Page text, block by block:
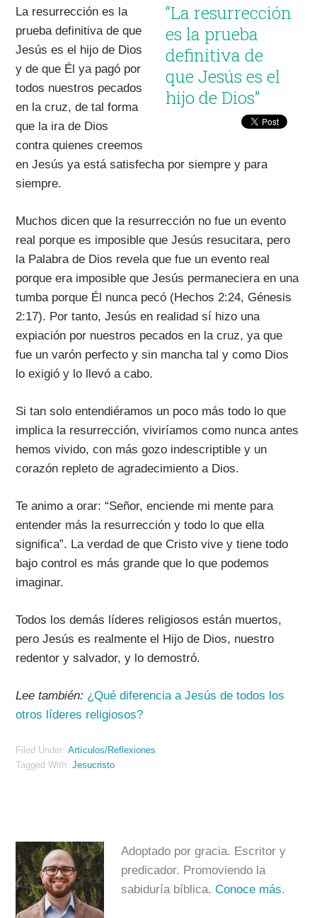
“La resurrección
es la prueba
definitiva de
que Jesús es el
hijo de Dios”
La resurrección es la
prueba definitiva de que
Jesús es el hijo de Dios
y de que Él ya pagó por
todos nuestros pecados
en la cruz, de tal forma
que la ira de Dios
contra quienes creemos
en Jesús ya está satisfecha por siempre y para
siempre.
Muchos dicen que la resurrección no fue un evento
real porque es imposible que Jesús resucitara, pero
la Palabra de Dios revela que fue un evento real
porque era imposible que Jesús permaneciera en una
tumba porque Él nunca pecó (Hechos 2:24, Génesis
2:17). Por tanto, Jesús en realidad sí hizo una
expiación por nuestros pecados en la cruz, ya que
fue un varón perfecto y sin mancha tal y como Dios
lo exigió y lo llevó a cabo.
Si tan solo entendiéramos un poco más todo lo que
implica la resurrección, viviríamos como nunca antes
hemos vivido, con más gozo indescriptible y un
corazón repleto de agradecimiento a Dios.
Te animo a orar: “Señor, enciende mi mente para
entender más la resurrección y todo lo que ella
significa”. La verdad de que Cristo vive y tiene todo
bajo control es más grande que lo que podemos
imaginar.
Todos los demás líderes religiosos están muertos,
pero Jesús es realmente el Hijo de Dios, nuestro
redentor y salvador, y lo demostró.
Lee también: ¿Qué diferencia a Jesús de todos los
otros líderes religiosos?
Filed Under:Artículos/Reflexiones
Tagged With:Jesucristo
Adoptado por gracia. Escritor y
predicador. Promoviendo la
sabiduría bíblica.Conoce más.